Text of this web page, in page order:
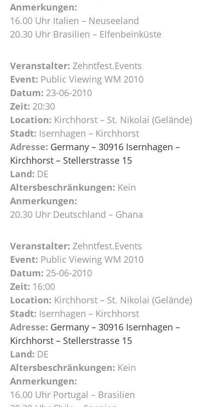
Anmerkungen:
16.00 Uhr Italien – Neuseeland
20.30 Uhr Brasilien – Elfenbeinküste
Veranstalter: Zehntfest.Events
Event: Public Viewing WM 2010
Datum: 23-06-2010
Zeit: 20:30
Location: Kirchhorst – St. Nikolai (Gelände)
Stadt: Isernhagen – Kirchhorst
Adresse: Germany – 30916 Isernhagen –
Kirchhorst – Stellerstrasse 15
Land: DE
Altersbeschränkungen: Kein
Anmerkungen:
20.30 Uhr Deutschland – Ghana
Veranstalter: Zehntfest.Events
Event: Public Viewing WM 2010
Datum: 25-06-2010
Zeit: 16:00
Location: Kirchhorst – St. Nikolai (Gelände)
Stadt: Isernhagen – Kirchhorst
Adresse: Germany – 30916 Isernhagen –
Kirchhorst – Stellerstrasse 15
Land: DE
Altersbeschränkungen: Kein
Anmerkungen:
16.00 Uhr Portugal – Brasilien